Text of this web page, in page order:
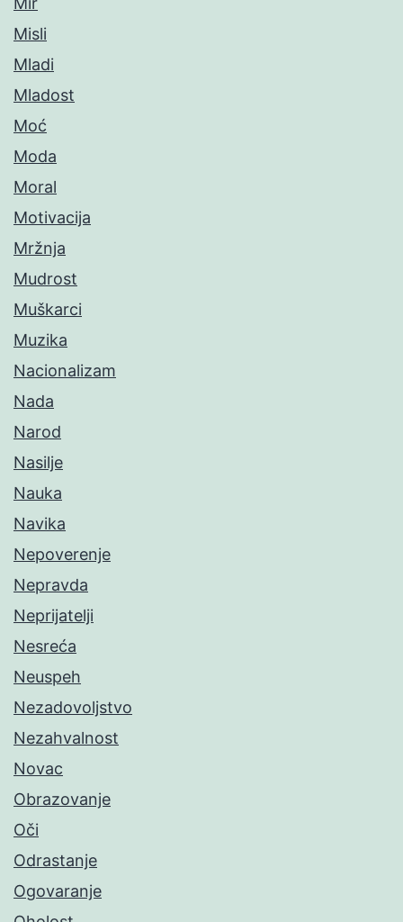
Misli
Mladi
Mladost
Moć
Moda
Moral
Motivacija
Mržnja
Mudrost
Muškarci
Muzika
Nacionalizam
Nada
Narod
Nasilje
Nauka
Navika
Nepoverenje
Nepravda
Neprijatelji
Nesreća
Neuspeh
Nezadovoljstvo
Nezahvalnost
Novac
Obrazovanje
Oči
Odrastanje
Ogovaranje